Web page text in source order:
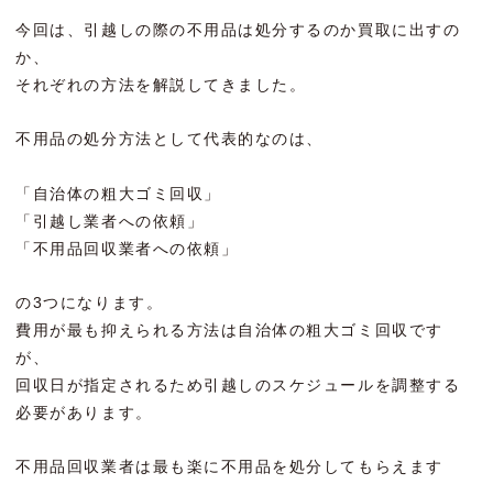
今回は、引越しの際の不用品は処分するのか買取に出すの
か、
それぞれの方法を解説してきました。
不用品の処分方法として代表的なのは、
「自治体の粗大ゴミ回収」
「引越し業者への依頼」
「不用品回収業者への依頼」
の3つになります。
費用が最も抑えられる方法は自治体の粗大ゴミ回収です
が、
回収日が指定されるため引越しのスケジュールを調整する
必要があります。
不用品回収業者は最も楽に不用品を処分してもらえます